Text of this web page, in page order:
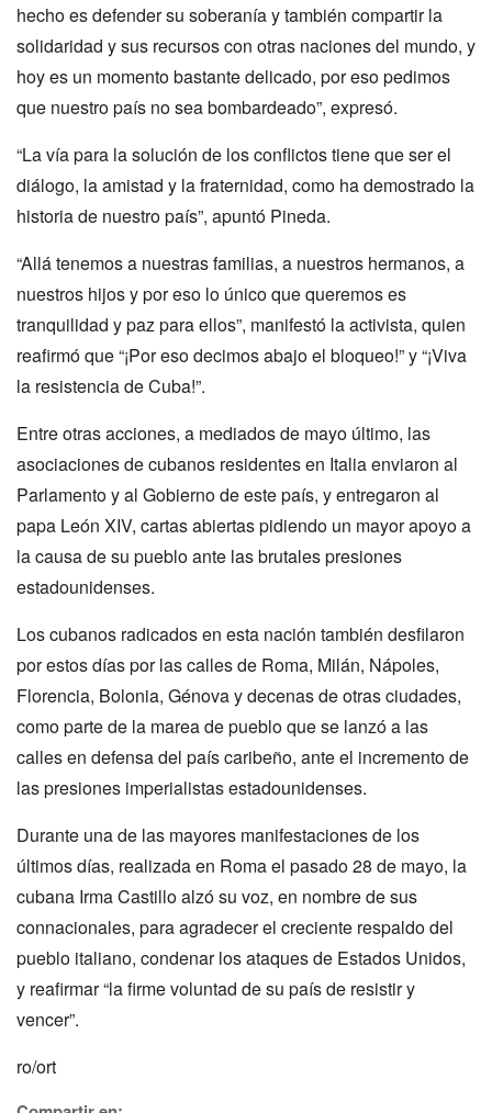
hecho es defender su soberanía y también compartir la
solidaridad y sus recursos con otras naciones del mundo, y
hoy es un momento bastante delicado, por eso pedimos
que nuestro país no sea bombardeado”, expresó.
“La vía para la solución de los conflictos tiene que ser el
diálogo, la amistad y la fraternidad, como ha demostrado la
historia de nuestro país”, apuntó Pineda.
“Allá tenemos a nuestras familias, a nuestros hermanos, a
nuestros hijos y por eso lo único que queremos es
tranquilidad y paz para ellos”, manifestó la activista, quien
reafirmó que “¡Por eso decimos abajo el bloqueo!” y “¡Viva
la resistencia de Cuba!”.
Entre otras acciones, a mediados de mayo último, las
asociaciones de cubanos residentes en Italia enviaron al
Parlamento y al Gobierno de este país, y entregaron al
papa León XIV, cartas abiertas pidiendo un mayor apoyo a
la causa de su pueblo ante las brutales presiones
estadounidenses.
Los cubanos radicados en esta nación también desfilaron
por estos días por las calles de Roma, Milán, Nápoles,
Florencia, Bolonia, Génova y decenas de otras ciudades,
como parte de la marea de pueblo que se lanzó a las
calles en defensa del país caribeño, ante el incremento de
las presiones imperialistas estadounidenses.
Durante una de las mayores manifestaciones de los
últimos días, realizada en Roma el pasado 28 de mayo, la
cubana Irma Castillo alzó su voz, en nombre de sus
connacionales, para agradecer el creciente respaldo del
pueblo italiano, condenar los ataques de Estados Unidos,
y reafirmar “la firme voluntad de su país de resistir y
vencer”.
ro/ort